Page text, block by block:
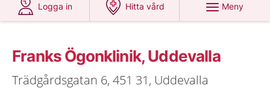
Logga in
Hitta vård
Meny
Franks Ögonklinik, Uddevalla
Trädgårdsgatan 6, 451 31, Uddevalla